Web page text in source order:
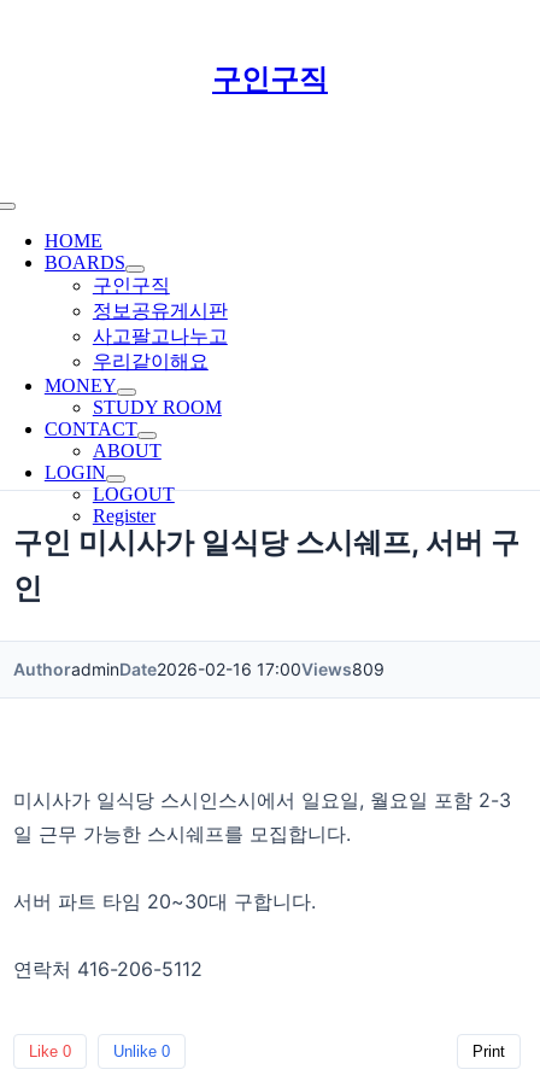
Toggle
Navigation
HOME
BOARDS
구인구직
정보공유게시판
사고팔고나누고
우리같이해요
MONEY
STUDY ROOM
CONTACT
ABOUT
LOGIN
LOGOUT
Register
구인구직
구인 미시사가 일식당 스시쉐프, 서버 구
인
AuthoradminDate2026-02-16 17:00Views809
미시사가 일식당 스시인스시에서 일요일, 월요일 포함 2-3
일 근무 가능한 스시쉐프를 모집합니다.
서버 파트 타임 20~30대 구합니다.
연락처 416-206-5112
Like 0 Unlike 0 Print